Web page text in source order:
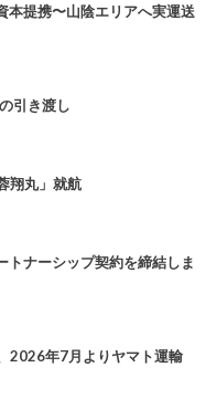
提携〜山陰エリアへ実運送
引き渡し
翔丸」就航
トナーシップ契約を締結しま
2026年7月よりヤマト運輸